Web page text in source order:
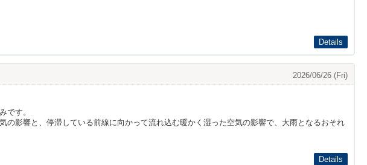
Details
2026/06/26 (Fri)
です。
影響と、停滞している前線に向かって流れ込む暖かく湿った空気の影響で、大雨となるおそれ
Details